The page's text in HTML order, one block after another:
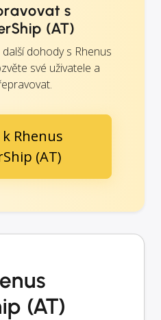
s
(AT)
dohody s Rhenus
své uživatele a
Rhenus
(AT)
(AT)